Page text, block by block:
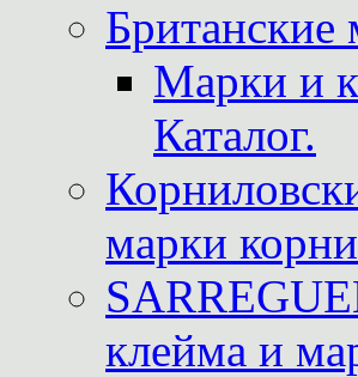
Британские
Марки и
Каталог.
марки
клейма и